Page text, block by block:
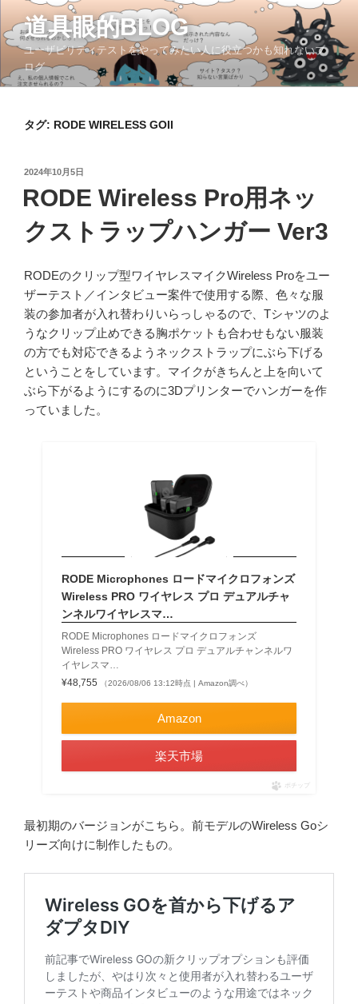
ン
テ
ツ
道具眼的BLOG
ユーザビリティテストをやってみたい人に役立つかも知れないブ
ログ
タグ: RODE WIRELESS GOII
投
日:
2024年10月5日
RODE Wireless Pro用ネッ
クストラップハンガー Ver3
RODEのクリップ型ワイヤレスマイクWireless Proをユー
ザーテスト／インタビュー案件で使用する際、色々な服
装の参加者が入れ替わりいらっしゃるので、Tシャツのよ
うなクリップ止めできる胸ポケットも合わせもない服装
の方でも対応できるようネックストラップにぶら下げる
ということをしています。マイクがきちんと上を向いて
ぶら下がるようにするのに3Dプリンターでハンガーを作
っていました。
RODE Microphones ロードマイクロフォンズ
Wireless PRO ワイヤレス プロ デュアルチャ
ンネルワイヤレスマ…
RODE Microphones ロードマイクロフォンズ
Wireless PRO ワイヤレス プロ デュアルチャンネルワ
イヤレスマ…
¥48,755
（2026/08/06 13:12時点 | Amazon調べ）
Amazon
楽天市場
ポチップ
最初期のバージョンがこちら。前モデルのWireless Goシ
リーズ向けに制作したもの。